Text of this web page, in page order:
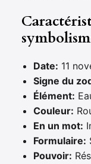
Date: 11
Signe du
Élément:
Couleur:
En un mot:
Formulaire:
Pouvoir: